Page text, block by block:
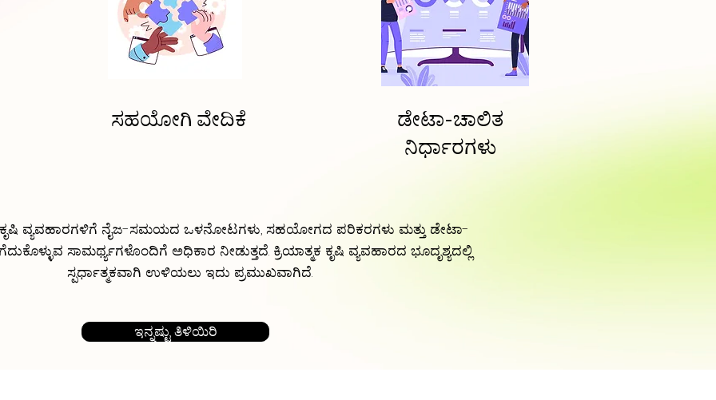
ಸಹಯೋಗಿ ವೇದಿಕೆ
ಡೇಟಾ-ಚಾಲಿತ
ನಿರ್ಧಾರಗಳು
ವ್ಯವಹಾರಗಳಿಗೆ ನೈಜ-ಸಮಯದ ಒಳನೋಟಗಳು, ಸಹಯೋಗದ ಪರಿಕರಗಳು ಮತ್ತು ಡೇಟಾ-
ಸಾಮರ್ಥ್ಯಗಳೊಂದಿಗೆ ಅಧಿಕಾರ ನೀಡುತ್ತದೆ. ಕ್ರಿಯಾತ್ಮಕ ಕೃಷಿ ವ್ಯವಹಾರದ ಭೂದೃಶ್ಯದಲ್ಲಿ
ಸ್ಪರ್ಧಾತ್ಮಕವಾಗಿ ಉಳಿಯಲು ಇದು ಪ್ರಮುಖವಾಗಿದೆ.
ಇನ್ನಷ್ಟು ತಿಳಿಯಿರಿ